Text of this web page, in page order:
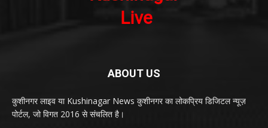
ABOUT US
कुशीनगर लाइव या Kushinagar News कुशीनगर का लोकप्रिय डिजिटल न्यूज़
पोर्टल, जो विगत 2016 से संचलित है।